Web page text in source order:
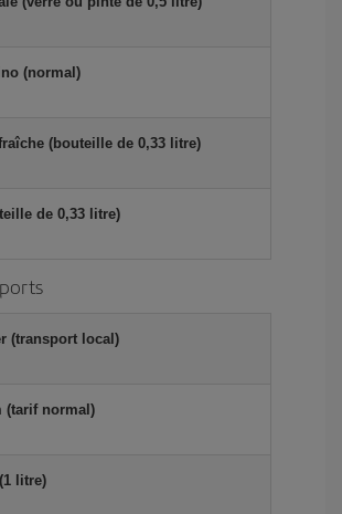
(normal)
(bouteille de 0,33 litre)
de 0,33 litre)
(transport local)
(tarif normal)
litre)